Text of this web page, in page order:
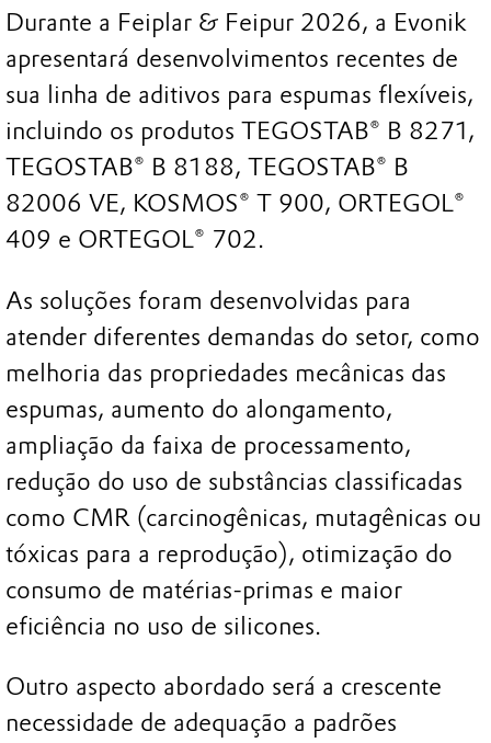
Durante a Feiplar & Feipur 2026, a Evonik
apresentará desenvolvimentos recentes de
sua linha de aditivos para espumas flexíveis,
incluindo os produtos TEGOSTAB® B 8271,
TEGOSTAB® B 8188, TEGOSTAB® B
82006 VE, KOSMOS® T 900, ORTEGOL®
409 e ORTEGOL® 702.
As soluções foram desenvolvidas para
atender diferentes demandas do setor, como
melhoria das propriedades mecânicas das
espumas, aumento do alongamento,
ampliação da faixa de processamento,
redução do uso de substâncias classificadas
como CMR (carcinogênicas, mutagênicas ou
tóxicas para a reprodução), otimização do
consumo de matérias-primas e maior
eficiência no uso de silicones.
Outro aspecto abordado será a crescente
necessidade de adequação a padrões